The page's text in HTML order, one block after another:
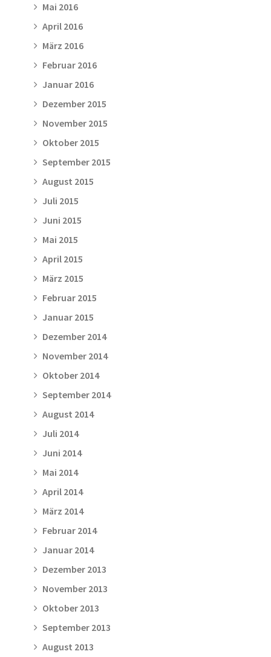
Mai 2016
April 2016
März 2016
Februar 2016
Januar 2016
Dezember 2015
November 2015
Oktober 2015
September 2015
August 2015
Juli 2015
Juni 2015
Mai 2015
April 2015
März 2015
Februar 2015
Januar 2015
Dezember 2014
November 2014
Oktober 2014
September 2014
August 2014
Juli 2014
Juni 2014
Mai 2014
April 2014
März 2014
Februar 2014
Januar 2014
Dezember 2013
November 2013
Oktober 2013
September 2013
August 2013